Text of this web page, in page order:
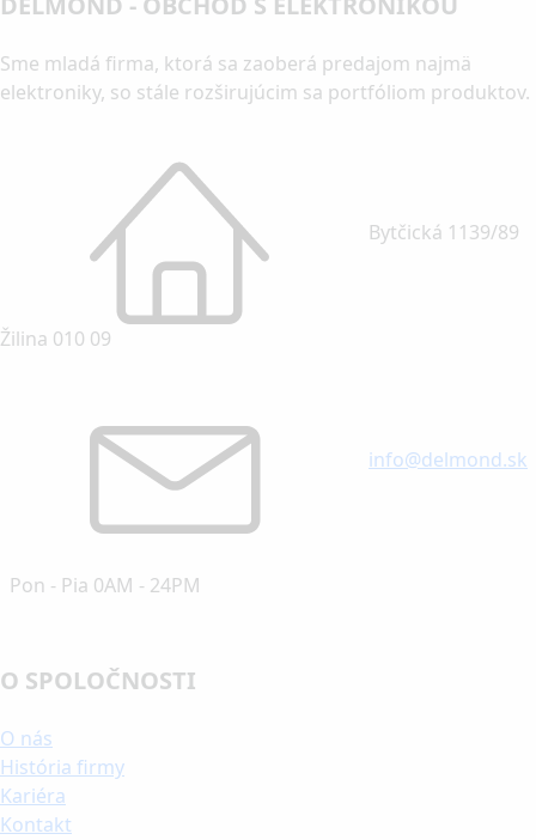
Sme mladá firma, ktorá sa zaoberá predajom najmä
elektroniky, so stále rozširujúcim sa portfóliom produktov.
Bytčická 1139/89
Žilina 010 09
info@delmond.sk
Pon - Pia 0AM - 24PM
O SPOLOČNOSTI
O nás
História firmy
Kariéra
Kontakt